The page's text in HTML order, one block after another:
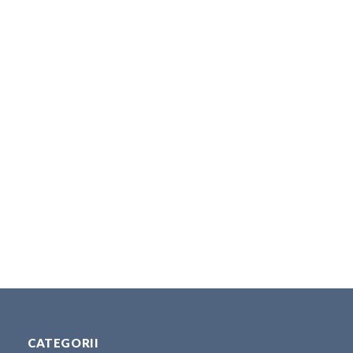
CATEGORII